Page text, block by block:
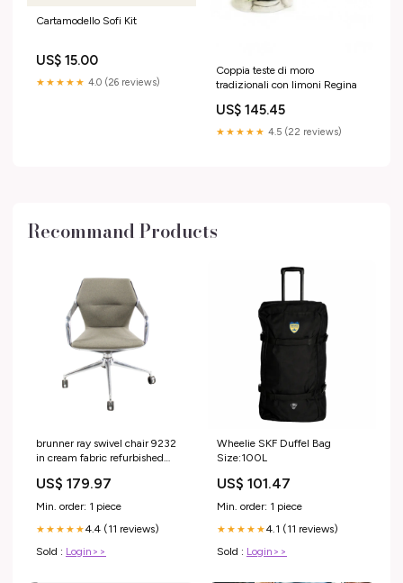
Cartamodello Sofi Kit
US$ 15.00
★★★★★ 4.0 (26 reviews)
Coppia teste di moro
tradizionali con limoni Regina
US$ 145.45
★★★★★ 4.5 (22 reviews)
Recommand Products
brunner ray swivel chair 9232
in cream fabric refurbished
US$ 179.97
Min. order: 1 piece
★★★★★4.4 (11 reviews)
Sold : Login>>
Wheelie SKF Duffel Bag
Size:100L
US$ 101.47
Min. order: 1 piece
★★★★★4.1 (11 reviews)
Sold : Login>>